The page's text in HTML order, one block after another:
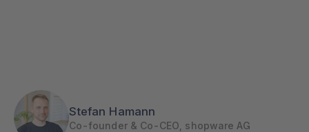
Stefan Hamann
Co-founder & Co-CEO, shopware AG